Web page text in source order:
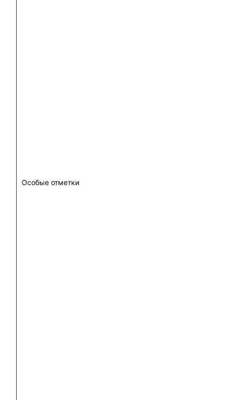
Особые отметки